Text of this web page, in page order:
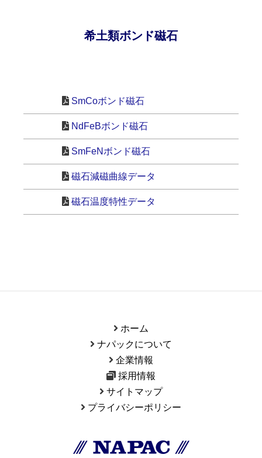
希土類ボンド磁石
SmCoボンド磁石
NdFeBボンド磁石
SmFeNボンド磁石
磁石減磁曲線データ
磁石温度特性データ
ホーム
ナパックについて
企業情報
採用情報
サイトマップ
プライバシーポリシー